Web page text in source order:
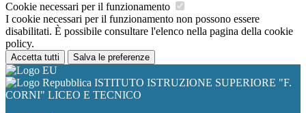
Cookie necessari per il funzionamento
I cookie necessari per il funzionamento non possono essere
disabilitati. È possibile consultare l'elenco nella pagina della cookie
policy.
Accetta tutti Salva le preferenze
ISTITUTO ISTRUZIONE SUPERIORE "F.
CORNI" LICEO E TECNICO